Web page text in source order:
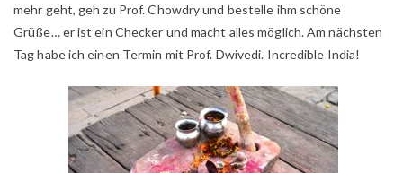
mehr geht, geh zu Prof. Chowdry und bestelle ihm schöne
Grüße… er ist ein Checker und macht alles möglich. Am nächsten
Tag habe ich einen Termin mit Prof. Dwivedi. Incredible India!